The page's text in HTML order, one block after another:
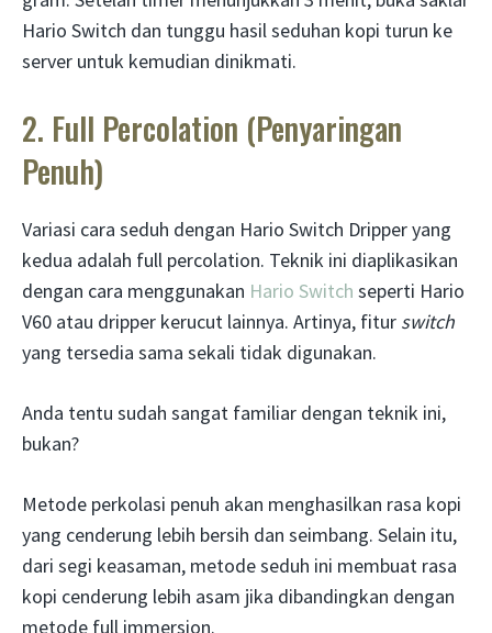
Hario Switch dan tunggu hasil seduhan kopi turun ke
server untuk kemudian dinikmati.
2. Full Percolation (Penyaringan
Penuh)
Variasi cara seduh dengan Hario Switch Dripper yang
kedua adalah full percolation. Teknik ini diaplikasikan
dengan cara menggunakan Hario Switch seperti Hario
V60 atau dripper kerucut lainnya. Artinya, fitur switch
yang tersedia sama sekali tidak digunakan.
Anda tentu sudah sangat familiar dengan teknik ini,
bukan?
Metode perkolasi penuh akan menghasilkan rasa kopi
yang cenderung lebih bersih dan seimbang. Selain itu,
dari segi keasaman, metode seduh ini membuat rasa
kopi cenderung lebih asam jika dibandingkan dengan
metode full immersion.